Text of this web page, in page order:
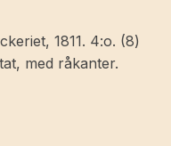
1811. 4:o. (8)
med råkanter.